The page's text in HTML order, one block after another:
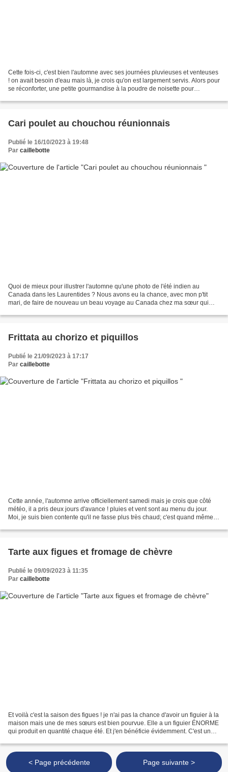
Cette fois-ci, c'est bien l'automne avec ses journées pluvieuses et venteuses
! on avait besoin d'eau mais là, je crois qu'on est largement servis. Alors pour
se réconforter, une petite gourmandise à la poudre de noisette pour
Cari poulet au chouchou réunionnais
Publié le 16/10/2023 à 19:48
Par caillebotte
Quoi de mieux pour illustrer l'automne qu'une photo de l'été indien au
Canada dans les Laurentides ? Nous avons eu la chance, avec mon p'tit
mari, de faire de nouveau un beau voyage au Canada chez ma sœur qui
Frittata au chorizo et piquillos
Publié le 21/09/2023 à 17:17
Par caillebotte
Cette année, l'automne arrive officiellement samedi mais je crois que côté
météo, il a pris deux jours d'avance ! pluies et vent sont au menu du jour.
Moi, je suis bien contente qu'il ne fasse plus très chaud; c'est quand même
Tarte aux figues et fromage de chèvre
Publié le 09/09/2023 à 11:35
Par caillebotte
Et voilà c'est la saison des figues ! je n'ai pas la chance d'avoir un figuier à la
maison mais une de mes sœurs est bien pourvue. Elle a un figuier ÉNORME
qui produit en quantité chaque été. Et j'en bénéficie évidemment. C'est une
< Page précédente Page suivante >